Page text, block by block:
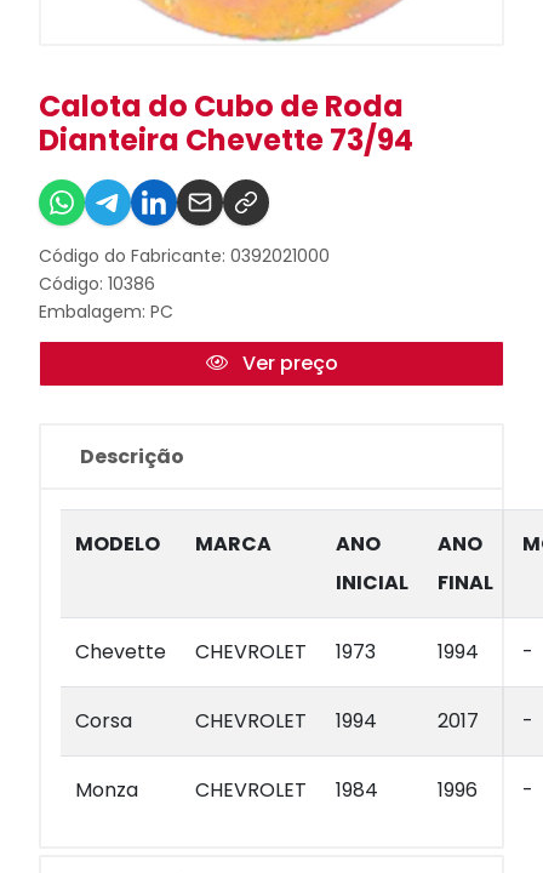
Calota do Cubo de Roda
Dianteira Chevette 73/94
Código do Fabricante: 0392021000
Código: 10386
Embalagem: PC
Ver preço
Descrição
MODELO MARCA
ANO
INICIAL
ANO
FINAL
Chevette CHEVROLET 1973 1994 -
Corsa CHEVROLET 1994 2017 -
Monza CHEVROLET 1984 1996 -